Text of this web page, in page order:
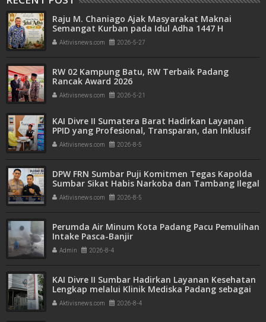
Raju M. Chaniago Ajak Masyarakat Maknai
Semangat Kurban pada Idul Adha 1447 H
Aktivisnews.com 2026-5-27
RW 02 Kampung Batu, RW Terbaik Padang
Rancak Award 2026
Aktivisnews.com 2026-5-21
KAI Divre II Sumatera Barat Hadirkan Layanan
PPID yang Profesional, Transparan, dan Inklusif
untuk Mempermudah Akses Informasi Publik
Aktivisnews.com 2026-8-5
DPW FRN Sumbar Puji Komitmen Tegas Kapolda
Sumbar Sikat Habis Narkoba dan Tambang Ilegal
Aktivisnews.com 2026-8-5
Perumda Air Minum Kota Padang Pacu Pemulihan
Intake Pasca-Banjir
Admin 2026-8-4
KAI Divre II Sumbar Hadirkan Layanan Kesehatan
Lengkap melalui Klinik Mediska Padang sebagai
Fasilitas Kesehatan Tingkat Pertama (FKTP)
Aktivisnews.com 2026-8-4